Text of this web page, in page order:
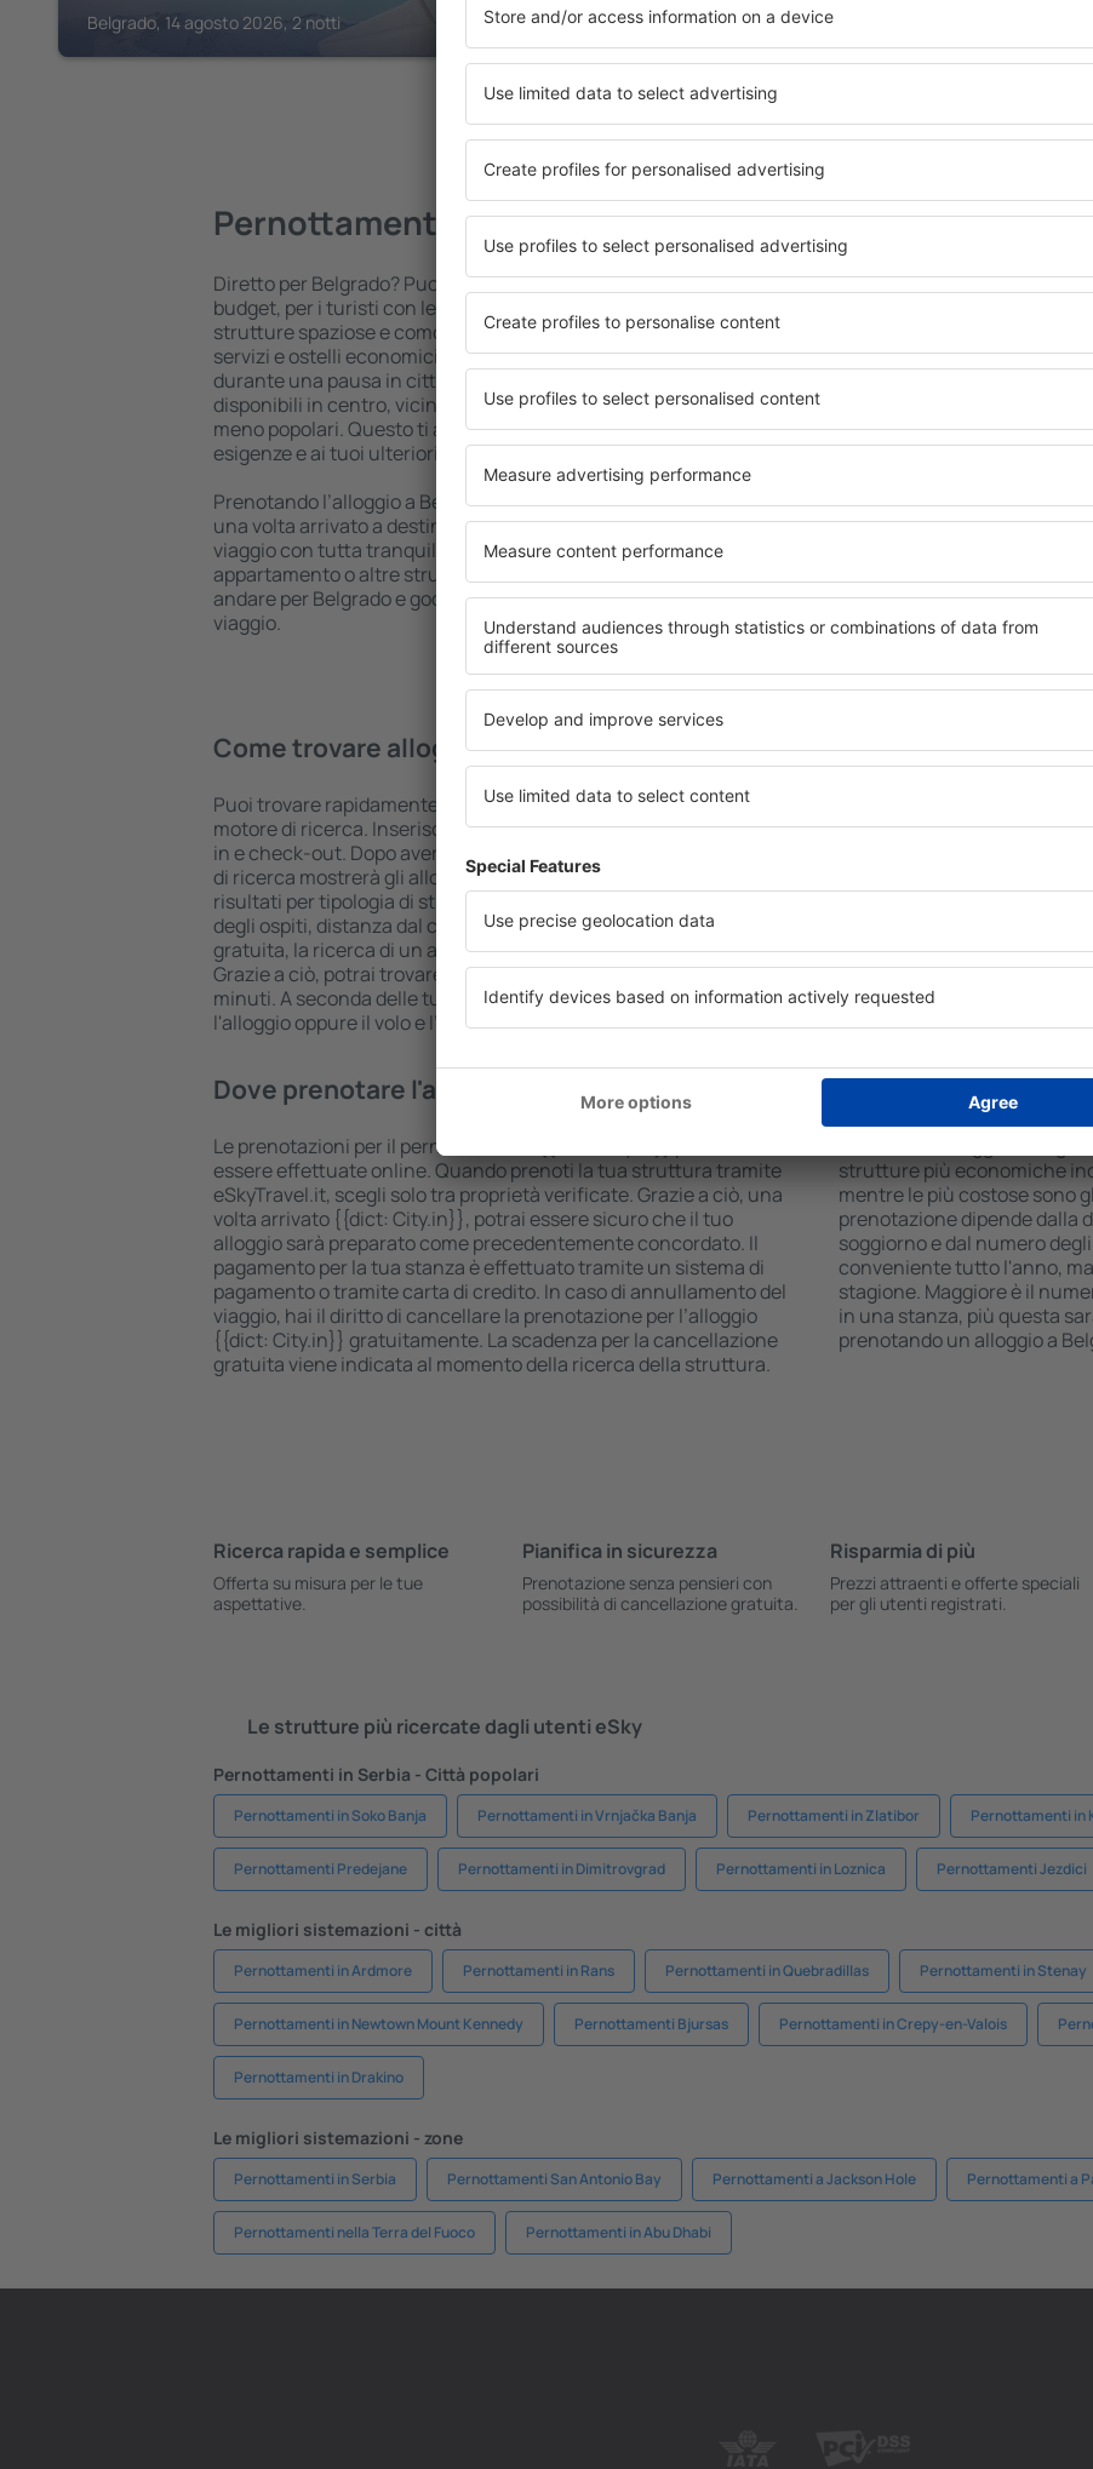
Belgrado, 14 agosto 2026, 2 notti Belgrado, 14 agosto 2026, 2 notti
Controlla altre offerte a Belgrado
Pernottamenti a Belgrado
Diretto per Belgrado? Puoi trovare alloggi che soddisfano ogni
budget, per i turisti con le più svariate esigenze. Puoi usufruire di
strutture spaziose e comodamente attrezzate con numerosi
servizi e ostelli economici per trattenerti per diversi giorni
durante una pausa in città. Le strutture a Belgrado sono
disponibili in centro, vicino all'aeroporto e in quartieri o zone
meno popolari. Questo ti aiuterà a adattare la struttura alle tue
esigenze e ai tuoi ulteriori programmi.
Prenotando l’alloggio a Belgrado in anticipo, puoi stare sicuro che
una volta arrivato a destinazione sarai in grado di riposare dopo il
viaggio con tutta tranquillità, senza dover cercare un hotel, un
appartamento o altre strutture. Prenota la tua struttura prima di
andare per Belgrado e godrai di un'atmosfera rilassata durante il
viaggio.
Belgrado - il
Puoi scegliere tra un'ampia
include strutture per
e gruppi. I visitatori
che offrono la massima
City.close.to}}. I servizi
trasporti pubblici, i negozi,
ricreative, garantiscono
Se sei alla ricerca di un
qualcosa di adatto a te in
necessario per le tue
destinazione scelta. Potrai
strutture con servizi per
viaggia con animali
Come trovare alloggi a Belgrado?
Puoi trovare rapidamente un alloggio a Belgrado utilizzando un
motore di ricerca. Inserisci la tua destinazione e le date di check-
in e check-out. Dopo aver scelto il numero di viaggiatori, il motore
di ricerca mostrerà gli alloggi disponibili a Belgrado. Filtrando i
risultati per tipologia di struttura, numero di stelle, valutazioni
degli ospiti, distanza dal centro e opzione di cancellazione
gratuita, la ricerca di un alloggio risulterà molto più semplice.
Grazie a ciò, potrai trovare il tuo alloggio a Belgrado in pochi
minuti. A seconda delle tue esigenze, potrai prenotare solo
l'alloggio oppure il volo e l’hotel.
Quali servizi offrono
I servizi dell'hotel a
prenotata e dal numero di
usufruire di camere con
condizionata, bollitore per
accesso a Internet
inoltre usufruire di un
pasto al ristorante o
possono anche prenotare il
che offrono un servizio di
Dove prenotare l'alloggio a Belgrado?
Le prenotazioni per il pernottamento {{dict: City.in}} possono
essere effettuate online. Quando prenoti la tua struttura tramite
eSkyTravel.it, scegli solo tra proprietà verificate. Grazie a ciò, una
volta arrivato {{dict: City.in}}, potrai essere sicuro che il tuo
alloggio sarà preparato come precedentemente concordato. Il
pagamento per la tua stanza è effettuato tramite un sistema di
pagamento o tramite carta di credito. In caso di annullamento del
viaggio, hai il diritto di cancellare la prenotazione per l’alloggio
{{dict: City.in}} gratuitamente. La scadenza per la cancellazione
gratuita viene indicata al momento della ricerca della struttura.
Quanto costa
Il costo dell'alloggio a
strutture più economiche
mentre le più costose sono
prenotazione dipende dalla
soggiorno e dal numero
conveniente tutto l'anno,
stagione. Maggiore è il
in una stanza, più questa
prenotando un alloggio a
Ricerca rapida e semplice
Offerta su misura per le tue
aspettative.
Pianifica in sicurezza
Prenotazione senza pensieri con
possibilità di cancellazione gratuita.
Risparmia di più
Prezzi attraenti e offerte speciali
per gli utenti registrati.
Le strutture più ricercate dagli utenti eSky
Pernottamenti in Serbia - Città popolari
Pernottamenti in Soko Banja Pernottamenti in Vrnjačka Banja Pernottamenti in Zlatibor Pernottamenti in
Pernottamenti Predejane Pernottamenti in Dimitrovgrad Pernottamenti in Loznica Pernottamenti Jezdici
Le migliori sistemazioni - città
Pernottamenti in Ardmore Pernottamenti in Rans Pernottamenti in Quebradillas Pernottamenti in Stenay
Pernottamenti in Newtown Mount Kennedy Pernottamenti Bjursas Pernottamenti in Crepy-en-Valois
Pernottamenti in Drakino
Le migliori sistemazioni - zone
Pernottamenti in Serbia Pernottamenti San Antonio Bay Pernottamenti a Jackson Hole Pernottamenti a
Pernottamenti nella Terra del Fuoco Pernottamenti in Abu Dhabi